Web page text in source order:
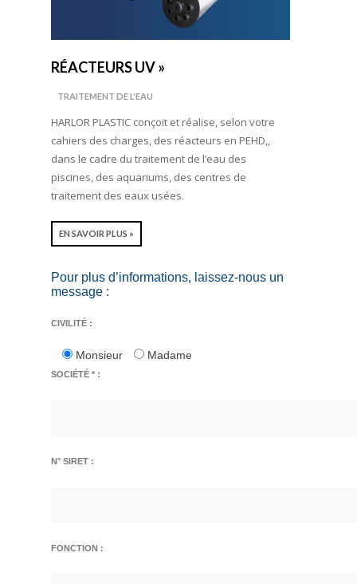
RÉACTEURS UV »
TRAITEMENT DE L'EAU
HARLOR PLASTIC conçoit et réalise, selon votre
cahiers des charges, des réacteurs en PEHD,,
dans le cadre du traitement de l’eau des
piscines, des aquariums, des centres de
traitement des eaux usées.
EN SAVOIR PLUS »
Pour plus d’informations, laissez-nous un
message :
CIVILITÉ :
Monsieur Madame
SOCIÉTÉ * :
N° SIRET :
FONCTION :